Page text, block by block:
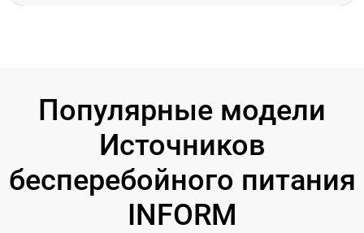
Популярные модели
Источников
бесперебойного питания
INFORM